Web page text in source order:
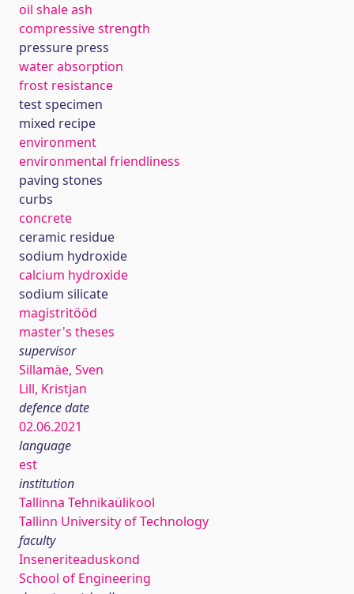
oil shale ash
compressive strength
pressure press
water absorption
frost resistance
test specimen
mixed recipe
environment
environmental friendliness
paving stones
curbs
concrete
ceramic residue
sodium hydroxide
calcium hydroxide
sodium silicate
magistritööd
master's theses
supervisor
Sillamäe, Sven
Lill, Kristjan
defence date
02.06.2021
language
est
institution
Tallinna Tehnikaülikool
Tallinn University of Technology
faculty
Inseneriteaduskond
School of Engineering